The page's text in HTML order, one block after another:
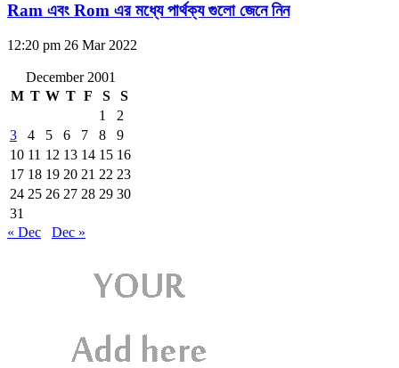
Ram এবং Rom এর মধ্যে পার্থক্য গুলো জেনে নিন
12:20 pm 26 Mar 2022
December 2001
M T W T F S
S
1
2
3
4 5 6 7 8
9
10 11 12 13 14 15 16
17 18 19 20 21 22 23
24 25 26 27 28 29 30
31
« Dec
Dec »